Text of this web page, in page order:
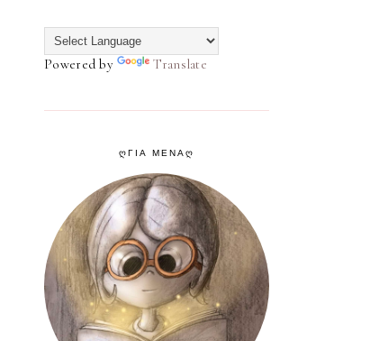
Powered by Translate
ᲦΓΙΑ ΜΕΝΑᲦ